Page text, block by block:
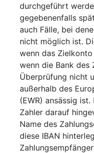
durchgeführt
gegebenenfalls
auch Fälle, bei
nicht möglich ist.
wenn das
wenn die Bank des
Überprüfung nicht
außerhalb des
(EWR) ansässig
Zahler darauf
Name des
diese IBAN